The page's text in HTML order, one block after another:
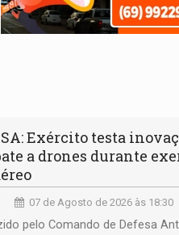
Exército testa
a drones durante
07 de Agosto de 2026 às 18:30
pelo Comando de Defesa